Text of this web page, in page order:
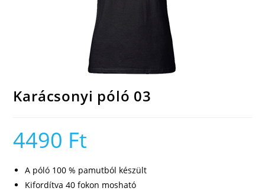
Karácsonyi póló 03
4490 Ft
A póló 100 % pamutból készült
Kifordítva 40 fokon mosható